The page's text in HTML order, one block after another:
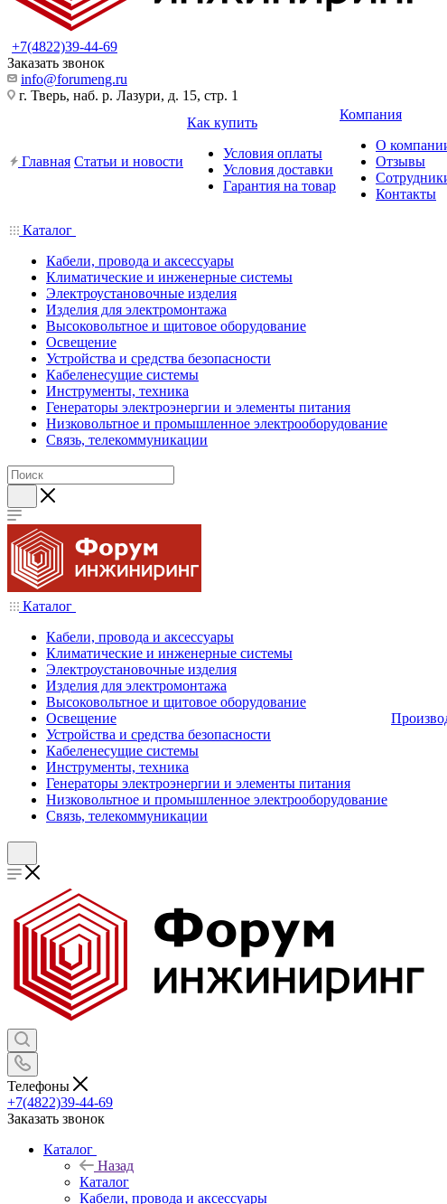
+7(4822)39-44-69
Заказать звонок
info@forumeng.ru
г. Тверь, наб. р. Лазури, д. 15, стр. 1
Главная Статьи и новости
Как купить
Условия оплаты
Условия доставки
Гарантия на товар
Компания
О
Отзывы
Контакты
Каталог
Кабели, провода и аксессуары
Климатические и инженерные системы
Электроустановочные изделия
Изделия для электромонтажа
Высоковольтное и щитовое оборудование
Освещение
Устройства и средства безопасности
Кабеленесущие системы
Инструменты, техника
Генераторы электроэнергии и элементы питания
Низковольтное и промышленное электрооборудование
Связь, телекоммуникации
Каталог
Кабели, провода и аксессуары
Климатические и инженерные системы
Электроустановочные изделия
Изделия для электромонтажа
Высоковольтное и щитовое оборудование
Освещение
Устройства и средства безопасности
Кабеленесущие системы
Инструменты, техника
Генераторы электроэнергии и элементы питания
Низковольтное и промышленное электрооборудование
Связь, телекоммуникации
Телефоны
+7(4822)39-44-69
Заказать звонок
Каталог
Назад
Каталог
Кабели, провода и аксессуары